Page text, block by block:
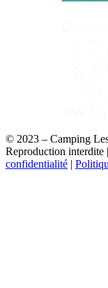
© 2023 – Camping
Reproduction interdite
confidentialité |